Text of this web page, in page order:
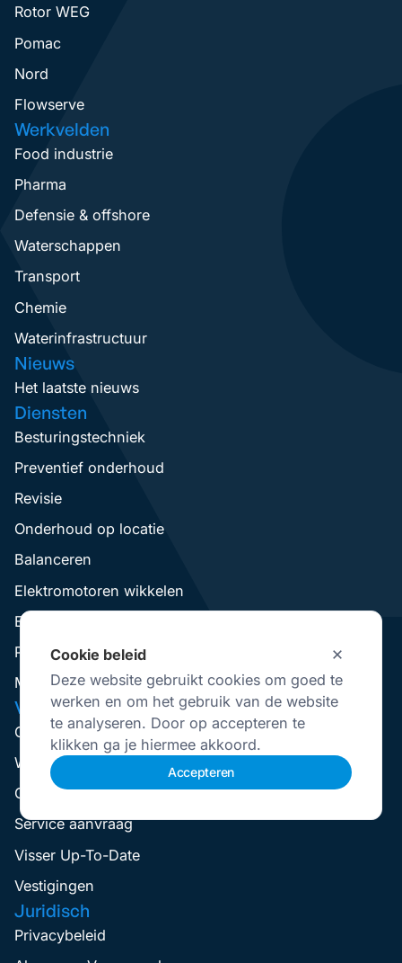
Cookie beleid
Deze website gebruikt cookies om goed te
werken en om het gebruik van de website
te analyseren. Door op accepteren te
klikken ga je hiermee akkoord.
Accepteren
Rotor WEG
Pomac
Nord
Flowserve
Werkvelden
Food industrie
Pharma
Defensie & offshore
Waterschappen
Transport
Chemie
Waterinfrastructuur
Nieuws
Het laatste nieuws
Diensten
Besturingstechniek
Preventief onderhoud
Revisie
Onderhoud op locatie
Balanceren
Elektromotoren wikkelen
Elektromotoren Revisie
Pompen Revisie
Mechanical Seal Revisie
VisserNederland
Over Ons
Werken Bij
Contact
Service aanvraag
Visser Up-To-Date
Vestigingen
Juridisch
Privacybeleid
Hoe bedoordeel jij je ervaring?
Selecteer